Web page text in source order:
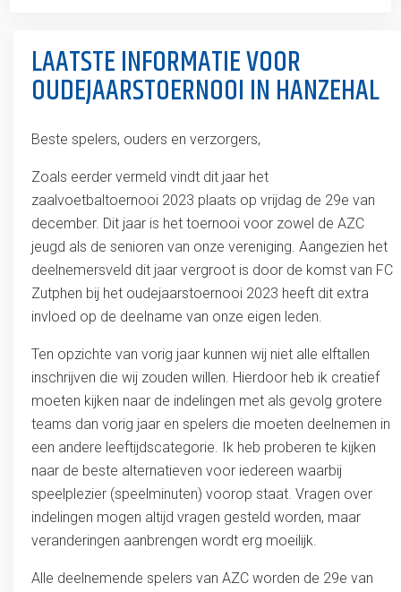
LAATSTE INFORMATIE VOOR
OUDEJAARSTOERNOOI IN HANZEHAL
Beste spelers, ouders en verzorgers,
Zoals eerder vermeld vindt dit jaar het
zaalvoetbaltoernooi 2023 plaats op vrijdag de 29e van
december. Dit jaar is het toernooi voor zowel de AZC
jeugd als de senioren van onze vereniging. Aangezien het
deelnemersveld dit jaar vergroot is door de komst van FC
Zutphen bij het oudejaarstoernooi 2023 heeft dit extra
invloed op de deelname van onze eigen leden.
Ten opzichte van vorig jaar kunnen wij niet alle elftallen
inschrijven die wij zouden willen. Hierdoor heb ik creatief
moeten kijken naar de indelingen met als gevolg grotere
teams dan vorig jaar en spelers die moeten deelnemen in
een andere leeftijdscategorie. Ik heb proberen te kijken
naar de beste alternatieven voor iedereen waarbij
speelplezier (speelminuten) voorop staat. Vragen over
indelingen mogen altijd vragen gesteld worden, maar
veranderingen aanbrengen wordt erg moeilijk.
Alle deelnemende spelers van AZC worden de 29e van